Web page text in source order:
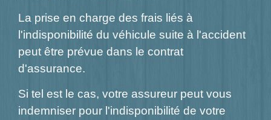
La prise en charge des frais liés à
l'indisponibilité du véhicule suite à l'accident
peut être prévue dans le contrat
d'assurance.
Si tel est le cas, votre assureur peut vous
indemniser pour l'indisponibilité de votre